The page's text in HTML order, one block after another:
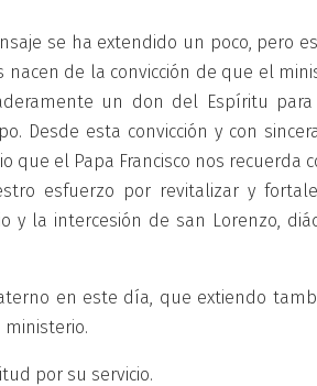
se ha extendido un poco, pero
de la convicción de que el
un don del Espíritu
Desde esta convicción y con
que el Papa Francisco nos recuerda
esfuerzo por revitalizar y
y la intercesión de san Lorenzo,
en este día, que extiendo
por su servicio.